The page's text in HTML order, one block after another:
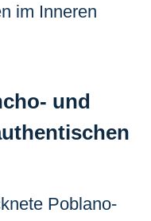
im Inneren
und
Poblano-